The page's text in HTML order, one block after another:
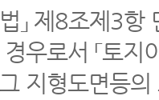
」 제8조제3
우로서 「토
지형도면등